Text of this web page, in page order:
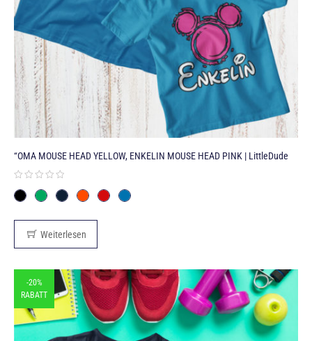
“OMA MOUSE HEAD YELLOW, ENKELIN MOUSE HEAD PINK | LittleDude
Weiterlesen
-20%
RABATT